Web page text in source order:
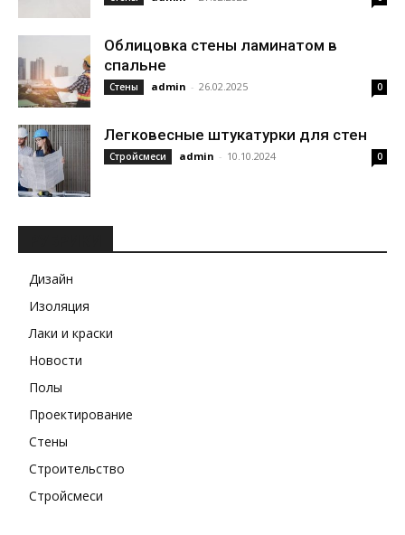
Облицовка стены ламинатом в
спальне
Стены admin - 26.02.2025 0
Легковесные штукатурки для стен
Стройсмеси admin - 10.10.2024 0
Дизайн
Изоляция
Лаки и краски
Новости
Полы
Проектирование
Стены
Строительство
Стройсмеси